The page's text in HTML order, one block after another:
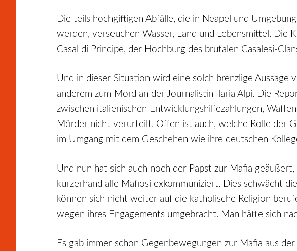
Die teils hochgiftigen Abfälle, die in Neapel und
werden, verseuchen Wasser, Land und Lebensmittel. Die
Casal di Principe, der Hochburg des brutalen Casalesi-
Und in dieser Situation wird eine solch brenzlige
anderem zum Mord an der Journalistin Ilaria Alpi. Die
zwischen italienischen Entwicklungshilfezahlungen,
Mörder nicht verurteilt. Offen ist auch, welche Rolle der
im Umgang mit dem Geschehen wie ihre deutschen
Und nun hat sich auch noch der Papst zur Mafia
kurzerhand alle Mafiosi exkommuniziert. Dies schwächt
können sich nicht weiter auf die katholische Religion
wegen ihres Engagements umgebracht. Man hätte sich
Es gab immer schon Gegenbewegungen zur Mafia aus